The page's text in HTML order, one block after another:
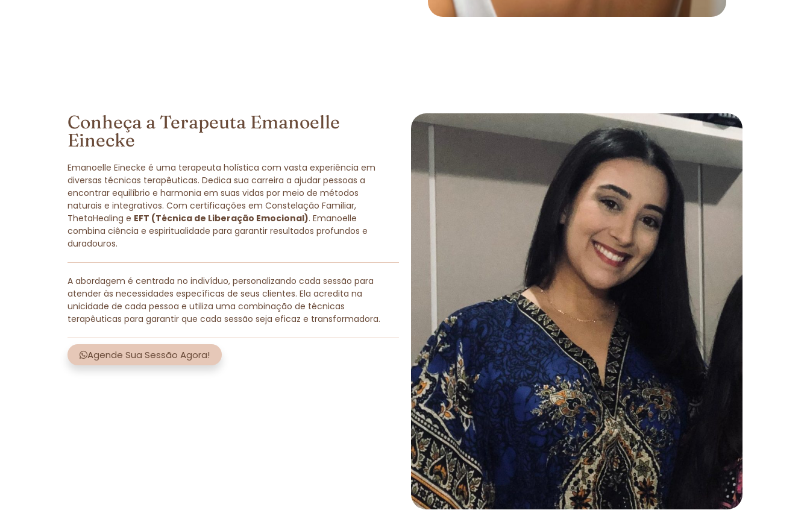
Conheça a Terapeuta Emanoelle
Einecke
Emanoelle Einecke é uma terapeuta holística com vasta experiência em
diversas técnicas terapêuticas. Dedica sua carreira a ajudar pessoas a
encontrar equilíbrio e harmonia em suas vidas por meio de métodos
naturais e integrativos. Com certificações em Constelação Familiar,
ThetaHealing e EFT (Técnica de Liberação Emocional). Emanoelle
combina ciência e espiritualidade para garantir resultados profundos e
duradouros.
A abordagem é centrada no indivíduo, personalizando cada sessão para
atender às necessidades específicas de seus clientes. Ela acredita na
unicidade de cada pessoa e utiliza uma combinação de técnicas
terapêuticas para garantir que cada sessão seja eficaz e transformadora.
Agende Sua Sessão Agora!